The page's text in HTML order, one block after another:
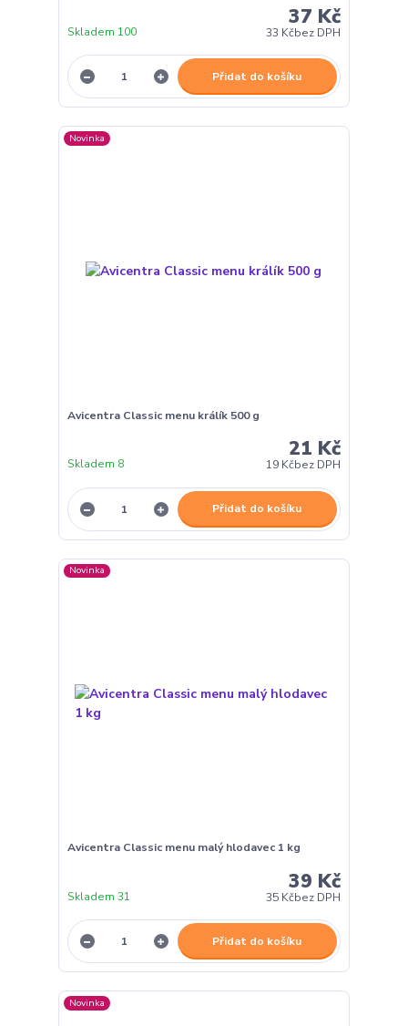
37 Kč
33 Kčbez DPH
Skladem 100
Přidat do košíku
Novinka
Avicentra Classic menu králík 500 g
21 Kč
19 Kčbez DPH
Skladem 8
Přidat do košíku
Novinka
Avicentra Classic menu malý hlodavec 1 kg
39 Kč
35 Kčbez DPH
Skladem 31
Přidat do košíku
Novinka